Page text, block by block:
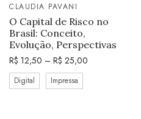
CLAUDIA PAVANI
O Capital de Risco no
Brasil: Conceito,
Evolução, Perspectivas
R$ 12,50 – R$ 25,00
Digital Impressa